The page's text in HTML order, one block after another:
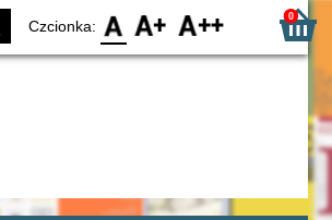
Czcionka: F0 F1 F2 0